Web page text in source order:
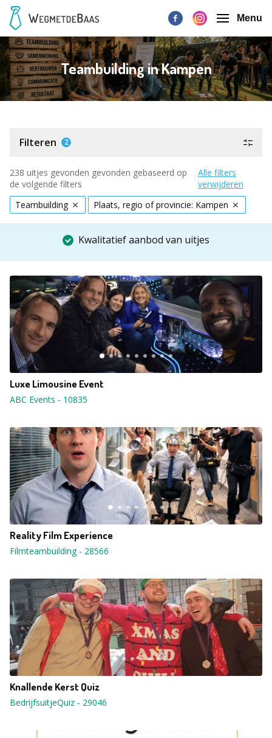
Menu
Teambuilding in Kampen
Filteren 2
238 uitjes gevonden gevonden gebaseerd op
de volgende filters
Alle filters
verwijderen
Teambuilding
Plaats, regio of provincie: Kampen
Kwalitatief aanbod van uitjes
Luxe Limousine Event
ABC Events - 10835
Reality Film Experience
Filmteambuilding- 28566
Knallende Kerst Quiz
BedrijfsuitjeQuiz - 29046